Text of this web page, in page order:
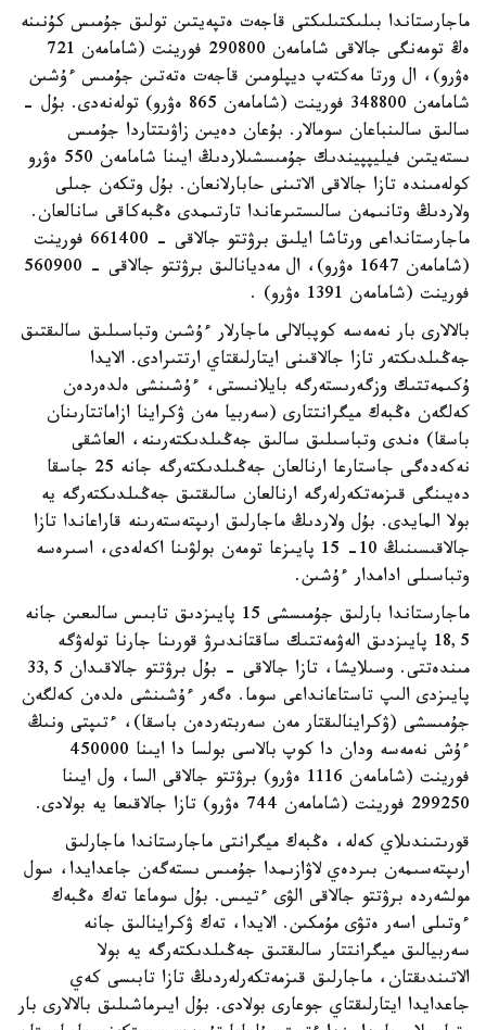
ماجارستاندا بىلىكتىلىكتى قاجەت ەتپەيتىن تولىق جۇمىس كۇنىنە
ەڭ تومەنگى جالاقى شامامەن 290800 فورينت (شامامەن 721
ەۋرو)، ال ورتا مەكتەپ ديپلومىن قاجەت ەتەتىن جۇمىس ءۇشىن
شامامەن 348800 فورينت (شامامەن 865 ەۋرو) تولەنەدى. بۇل -
سالىق سالىنباعان سومالار. بۇعان دەيىن زاۋىتتاردا جۇمىس
ىستەيتىن فيليپپيندىك جۇمىسشىلاردىڭ ايىنا شامامەن 550 ەۋرو
كولەمىندە تازا جالاقى الاتىنى حابارلانعان. بۇل وتكەن جىلى
ولاردىڭ وتانىمەن سالىستىرعاندا تارتىمدى ەڭبەكاقى سانالعان.
ماجارستانداعى ورتاشا ايلىق برۋتتو جالاقى - 661400 فورينت
(شامامەن 1647 ەۋرو)، ال مەديانالىق برۋتتو جالاقى - 560900
فورينت (شامامەن 1391 ەۋرو) .
بالالارى بار نەمەسە كوپبالالى ماجارلار ءۇشىن وتباسىلىق سالىقتىق
جەڭىلدىكتەر تازا جالاقىنى ايتارلىقتاي ارتتىرادى. الايدا
ۇكىمەتتىك وزگەرىستەرگە بايلانىستى، ءۇشىنشى ەلدەردەن
كەلگەن ەڭبەك ميگرانتتارى (سەربيا مەن ۋكراينا ازاماتتارىنان
باسقا) ەندى وتباسىلىق سالىق جەڭىلدىكتەرىنە، العاشقى
نەكەدەگى جاستارعا ارنالعان جەڭىلدىكتەرگە جانە 25 جاسقا
دەيىنگى قىزمەتكەرلەرگە ارنالعان سالىقتىق جەڭىلدىكتەرگە يە
بولا المايدى. بۇل ولاردىڭ ماجارلىق ارىپتەستەرىنە قاراعاندا تازا
جالاقىسىنىڭ 10- 15 پايىزعا تومەن بولۋىنا اكەلەدى، اسىرەسە
وتباسىلى ادامدار ءۇشىن.
ماجارستاندا بارلىق جۇمىسشى 15 پايىزدىق تابىس سالىعىن جانە
18,5 پايىزدىق الەۋمەتتىك ساقتاندىرۋ قورىنا جارنا تولەۋگە
مىندەتتى. وسىلايشا، تازا جالاقى - بۇل برۋتتو جالاقىدان 33,5
پايىزدى الىپ تاستاعانداعى سوما. ەگەر ءۇشىنشى ەلدەن كەلگەن
جۇمىسشى (ۋكراينالىقتار مەن سەربتەردەن باسقا)، ءتىپتى ونىڭ
ءۇش نەمەسە ودان دا كوپ بالاسى بولسا دا ايىنا 450000
فورينت (شامامەن 1116 ەۋرو) برۋتتو جالاقى السا، ول ايىنا
299250 فورينت (شامامەن 744 ەۋرو) تازا جالاقىعا يە بولادى.
قورىتىندىلاي كەلە، ەڭبەك ميگرانتى ماجارستاندا ماجارلىق
ارىپتەسىمەن بىردەي لاۋازىمدا جۇمىس ىستەگەن جاعدايدا، سول
مولشەردە برۋتتو جالاقى الۋى ءتيىس. بۇل سوماعا تەك ەڭبەك
ءوتىلى اسەر ەتۋى مۇمكىن. الايدا، تەك ۋكراينالىق جانە
سەربيالىق ميگرانتتار سالىقتىق جەڭىلدىكتەرگە يە بولا
الاتىندىقتان، ماجارلىق قىزمەتكەرلەردىڭ تازا تابىسى كەي
جاعدايدا ايتارلىقتاي جوعارى بولادى. بۇل ايىرماشىلىق بالالارى بار